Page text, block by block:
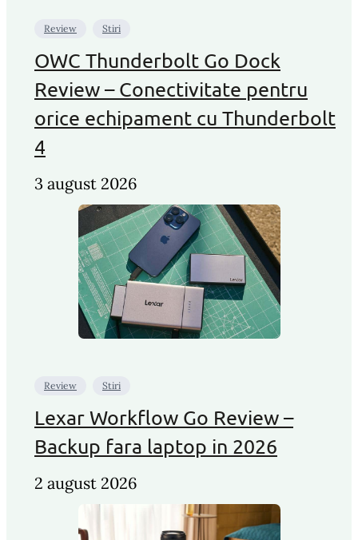
Review Stiri
OWC Thunderbolt Go Dock
Review – Conectivitate pentru
orice echipament cu Thunderbolt
4
3 august 2026
Review Stiri
Lexar Workflow Go Review –
Backup fara laptop in 2026
2 august 2026